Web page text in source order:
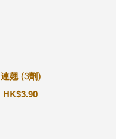
連翹 (3劑)
HK$3.90